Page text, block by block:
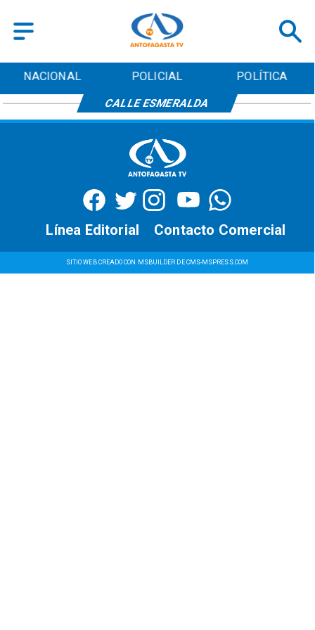
NACIONAL POLICIAL POLÍTICA
CALLE ESMERALDA
SITIO WEB CREADO CON MSBUILDER DE CMS-MSPRESS.COM
Contacto Comercial
Línea Editorial